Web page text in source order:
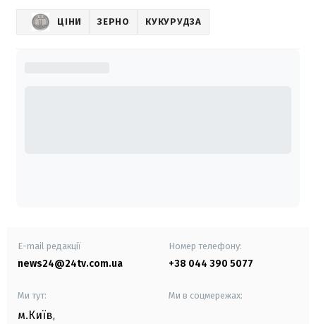
ЦІНИ ЗЕРНО КУКУРУДЗА
E-mail редакції
news24@24tv.com.ua
Номер телефону:
+38 044 390 5077
Ми тут:
м.Київ,
Ми в соцмережах: